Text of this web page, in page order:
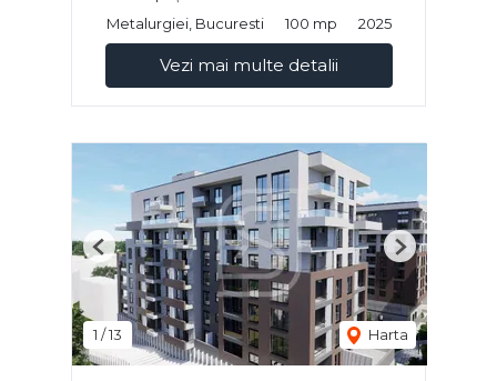
Metalurgiei, Bucuresti
100 mp 2025
Vezi mai multe detalii
1 /13 Harta
Previous Next